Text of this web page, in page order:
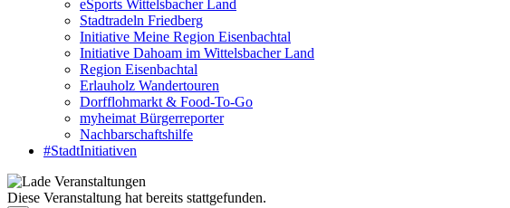
eSports Wittelsbacher Land
Stadtradeln Friedberg
Initiative Meine Region Eisenbachtal
Initiative Dahoam im Wittelsbacher Land
Region Eisenbachtal
Erlauholz Wandertouren
Dorfflohmarkt & Food-To-Go
myheimat Bürgerreporter
Nachbarschaftshilfe
#StadtInitiativen
Diese Veranstaltung hat bereits stattgefunden.